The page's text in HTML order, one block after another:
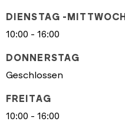
DIENSTAG -MITTWOCH
10:00 - 16:00
DONNERSTAG
Geschlossen
FREITAG
10:00 - 16:00